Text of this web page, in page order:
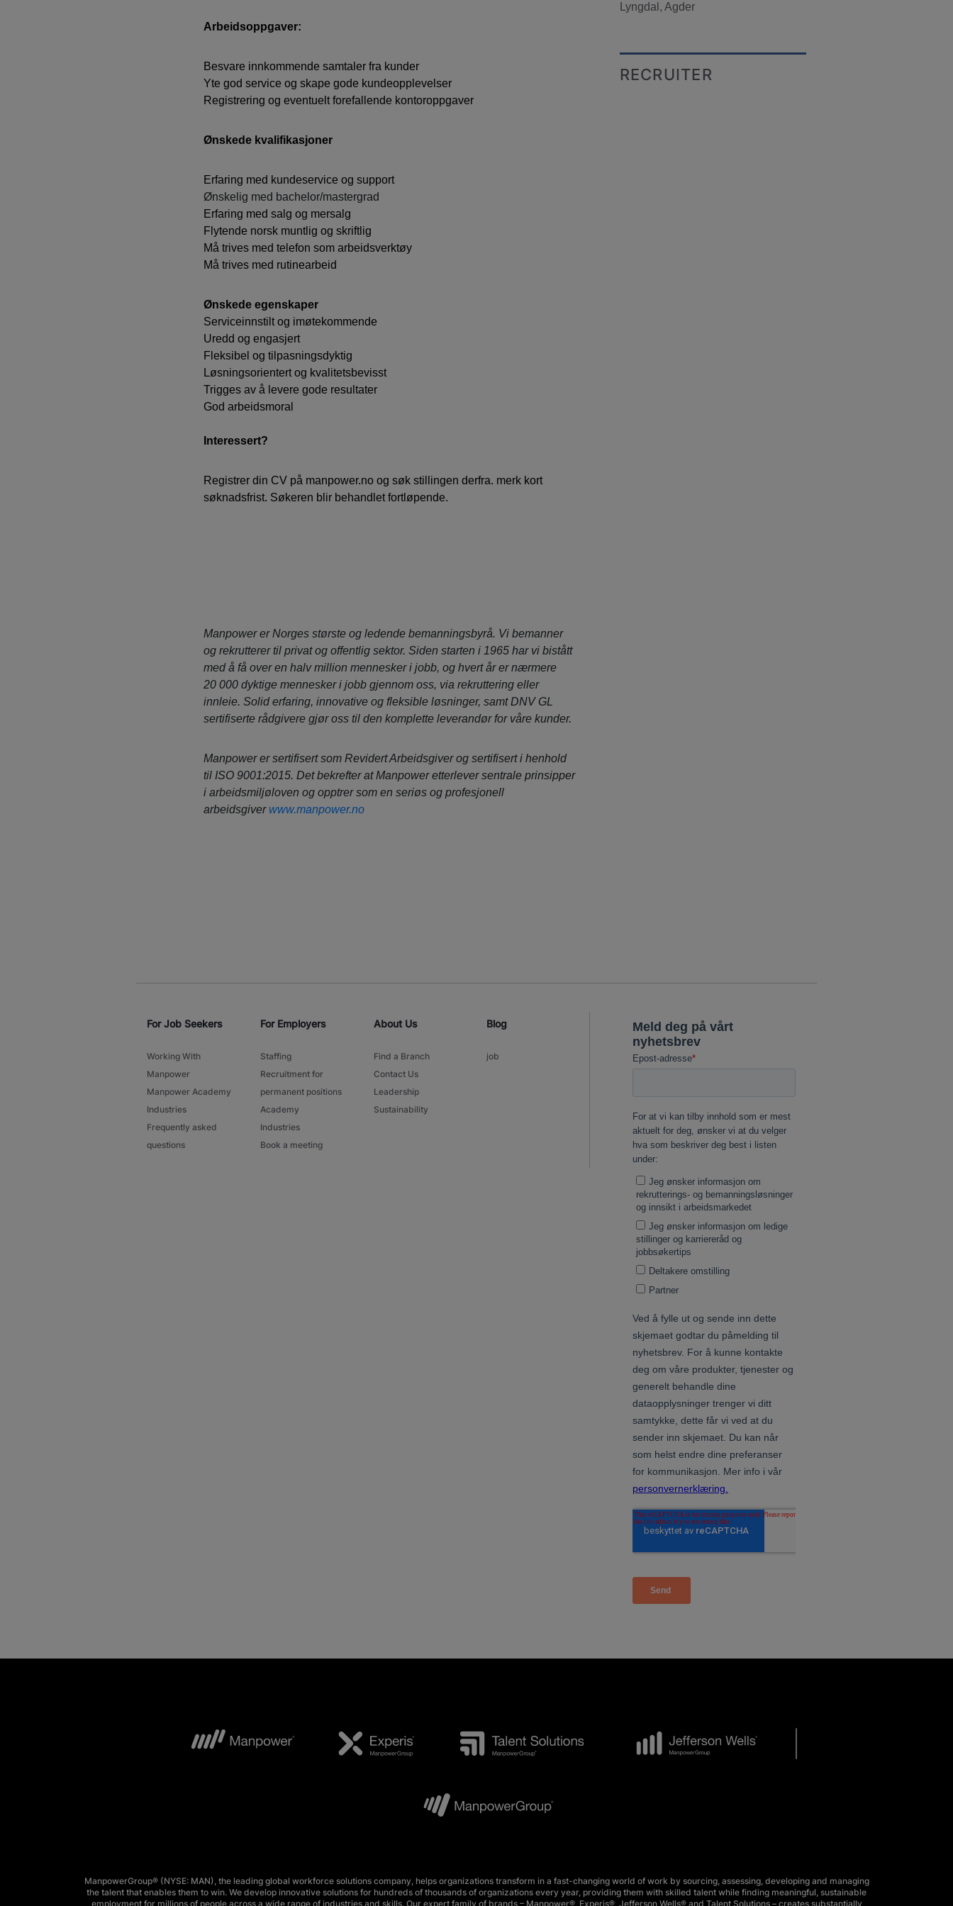
Arbeidsoppgaver:
Besvare innkommende samtaler fra kunder
Yte god service og skape gode kundeopplevelser
Registrering og eventuelt forefallende kontoroppgaver
Ønskede kvalifikasjoner
Erfaring med kundeservice og support
Ønskelig med bachelor/mastergrad
Erfaring med salg og mersalg
Flytende norsk muntlig og skriftlig
Må trives med telefon som arbeidsverktøy
Må trives med rutinearbeid
Ønskede egenskaper
Serviceinnstilt og imøtekommende
Uredd og engasjert
Fleksibel og tilpasningsdyktig
Løsningsorientert og kvalitetsbevisst
Trigges av å levere gode resultater
God arbeidsmoral
Interessert?
Registrer din CV på manpower.no og søk stillingen derfra. merk kort
søknadsfrist. Søkeren blir behandlet fortløpende.
Manpower er Norges største og ledende bemanningsbyrå. Vi bemanner
og rekrutterer til privat og offentlig sektor. Siden starten i 1965 har vi bistått
med å få over en halv million mennesker i jobb, og hvert år er nærmere
20 000 dyktige mennesker i jobb gjennom oss, via rekruttering eller
innleie. Solid erfaring, innovative og fleksible løsninger, samt DNV GL
sertifiserte rådgivere gjør oss til den komplette leverandør for våre kunder.
Manpowerer sertifisert som Revidert Arbeidsgiver og sertifisert i henhold
til ISO 9001:2015. Det bekrefter at Manpower etterlever sentrale prinsipper
i arbeidsmiljøloven og opptrer som en seriøs og profesjonell
arbeidsgiver www.manpower.no
Lyngdal, Agder
RECRUITER
For Job Seekers
Working With
Manpower
Manpower Academy
Industries
Frequently asked
questions
For Employers
Staffing
Recruitment for
permanent positions
Academy
Industries
Book a meeting
About Us
Find a Branch
Contact Us
Leadership
Sustainability
Blog
job
ManpowerGroup® (NYSE: MAN), the leading global workforce solutions company, helps organizations transform in a fast-changing world of work by sourcing, assessing, developing and managing
the talent that enables them to win. We develop innovative solutions for hundreds of thousands of organizations every year, providing them with skilled talent while finding meaningful, sustainable
employment for millions of people across a wide range of industries and skills. Our expert family of brands – Manpower®, Experis®, Jefferson Wells® and Talent Solutions – creates substantially